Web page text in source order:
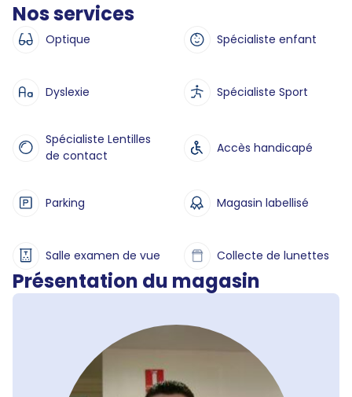
Nos services
Optique Spécialiste enfant
Dyslexie Spécialiste Sport
Spécialiste Lentilles
de contact
Accès handicapé
Parking Magasin labellisé
Salle examen de vue Collecte de lunettes
Présentation du magasin